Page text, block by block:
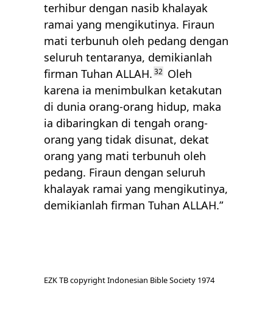
terhibur dengan nasib khalayak
ramai yang mengikutinya. Firaun
mati terbunuh oleh pedang dengan
seluruh tentaranya, demikianlah
firman Tuhan ALLAH. 32
Oleh
karena ia menimbulkan ketakutan
di dunia orang-orang hidup, maka
ia dibaringkan di tengah orang-
orang yang tidak disunat, dekat
orang yang mati terbunuh oleh
pedang. Firaun dengan seluruh
khalayak ramai yang mengikutinya,
demikianlah firman Tuhan ALLAH.”
EZK TB copyright Indonesian Bible Society 1974